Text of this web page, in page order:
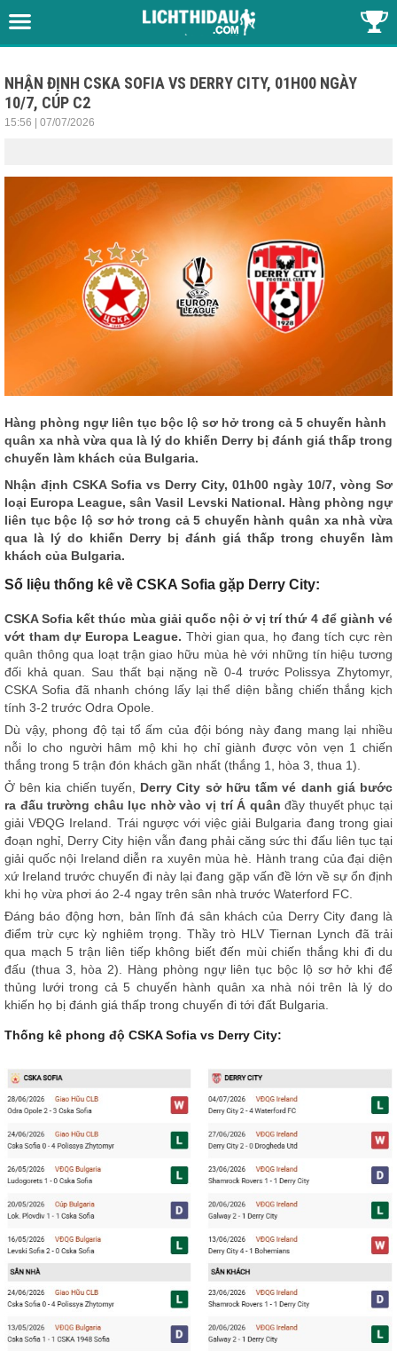
NHẬN ĐỊNH CSKA SOFIA VS DERRY CITY, 01H00 NGÀY
10/7, CÚP C2
15:56 | 07/07/2026
Hàng phòng ngự liên tục bộc lộ sơ hở trong cả 5 chuyến hành
quân xa nhà vừa qua là lý do khiến Derry bị đánh giá thấp trong
chuyến làm khách của Bulgaria.
Nhận định CSKA Sofia vs Derry City, 01h00 ngày 10/7, vòng Sơ
loại Europa League, sân Vasil Levski National. Hàng phòng ngự
liên tục bộc lộ sơ hở trong cả 5 chuyến hành quân xa nhà vừa
qua là lý do khiến Derry bị đánh giá thấp trong chuyến làm
khách của Bulgaria.
Số liệu thống kê về CSKA Sofia gặp Derry City:
CSKA Sofia kết thúc mùa giải quốc nội ở vị trí thứ 4 để giành vé
vớt tham dự Europa League. Thời gian qua, họ đang tích cực rèn
quân thông qua loạt trận giao hữu mùa hè với những tín hiệu tương
đối khả quan. Sau thất bại nặng nề 0-4 trước Polissya Zhytomyr,
CSKA Sofia đã nhanh chóng lấy lại thể diện bằng chiến thắng kịch
tính 3-2 trước Odra Opole.
Dù vậy, phong độ tại tổ ấm của đội bóng này đang mang lại nhiều
nỗi lo cho người hâm mộ khi họ chỉ giành được vỏn vẹn 1 chiến
thắng trong 5 trận đón khách gần nhất (thắng 1, hòa 3, thua 1).
Ở bên kia chiến tuyến, Derry City sở hữu tấm vé danh giá bước
ra đấu trường châu lục nhờ vào vị trí Á quân đầy thuyết phục tại
giải VĐQG Ireland. Trái ngược với việc giải Bulgaria đang trong giai
đoạn nghỉ, Derry City hiện vẫn đang phải căng sức thi đấu liên tục tại
giải quốc nội Ireland diễn ra xuyên mùa hè. Hành trang của đại diện
xứ Ireland trước chuyến đi này lại đang gặp vấn đề lớn về sự ổn định
khi họ vừa phơi áo 2-4 ngay trên sân nhà trước Waterford FC.
Đáng báo động hơn, bản lĩnh đá sân khách của Derry City đang là
điểm trừ cực kỳ nghiêm trọng. Thầy trò HLV Tiernan Lynch đã trải
qua mạch 5 trận liên tiếp không biết đến mùi chiến thắng khi đi du
đấu (thua 3, hòa 2). Hàng phòng ngự liên tục bộc lộ sơ hở khi để
thủng lưới trong cả 5 chuyến hành quân xa nhà nói trên là lý do
khiến họ bị đánh giá thấp trong chuyến đi tới đất Bulgaria.
Thống kê phong độ CSKA Sofia vs Derry City: